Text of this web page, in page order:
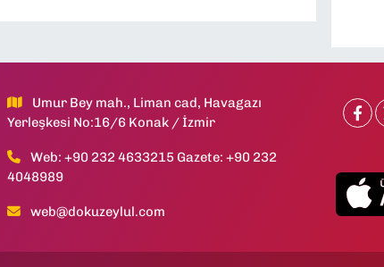
Umur Bey mah., Liman cad, Havagazı
Yerleşkesi No:16/6 Konak / İzmir
Web: +90 232 4633215 Gazete: +90 232
4048989
web@dokuzeylul.com